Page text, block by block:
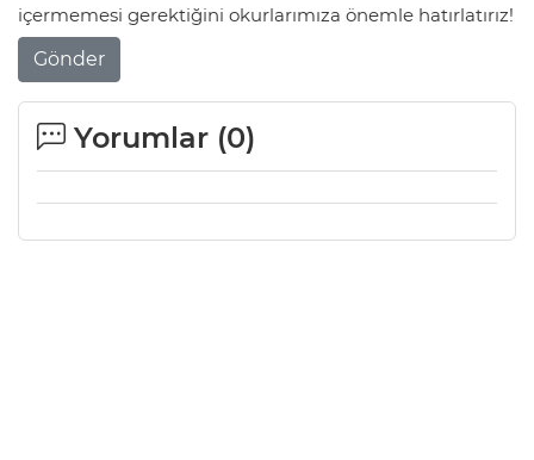
içermemesi gerektiğini okurlarımıza önemle hatırlatırız!
Gönder
Yorumlar (0)